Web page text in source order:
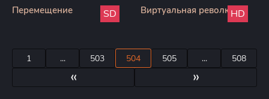
Перемещение SD Виртуальная революция
HD
«
1 ... 503 504 505 ... 508
»